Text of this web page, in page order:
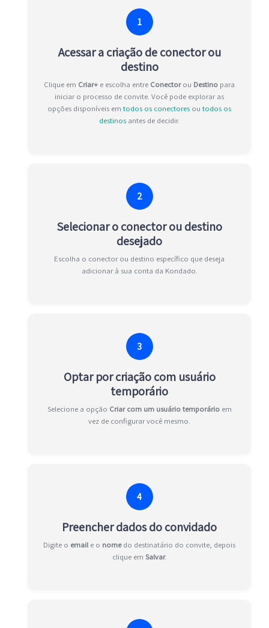
1
Acessar a criação de conector ou
destino
Clique em Criar+ e escolha entre Conectorou Destino para
iniciar o processo de convite. Você pode explorar as
opções disponíveis em todos os conectores ou todos os
destinos antes de decidir.
2
Selecionar o conector ou destino
desejado
Escolha o conector ou destino específico que deseja
adicionar à sua conta da Kondado.
3
Optar por criação com usuário
temporário
Selecione a opção Criar com um usuário temporárioem
vez de configurar você mesmo.
4
Preencher dados do convidado
Digite o email e o nomedo destinatário do convite, depois
clique em Salvar.